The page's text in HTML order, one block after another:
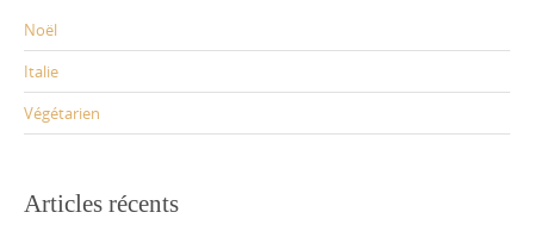
Noël
Italie
Végétarien
Articles récents